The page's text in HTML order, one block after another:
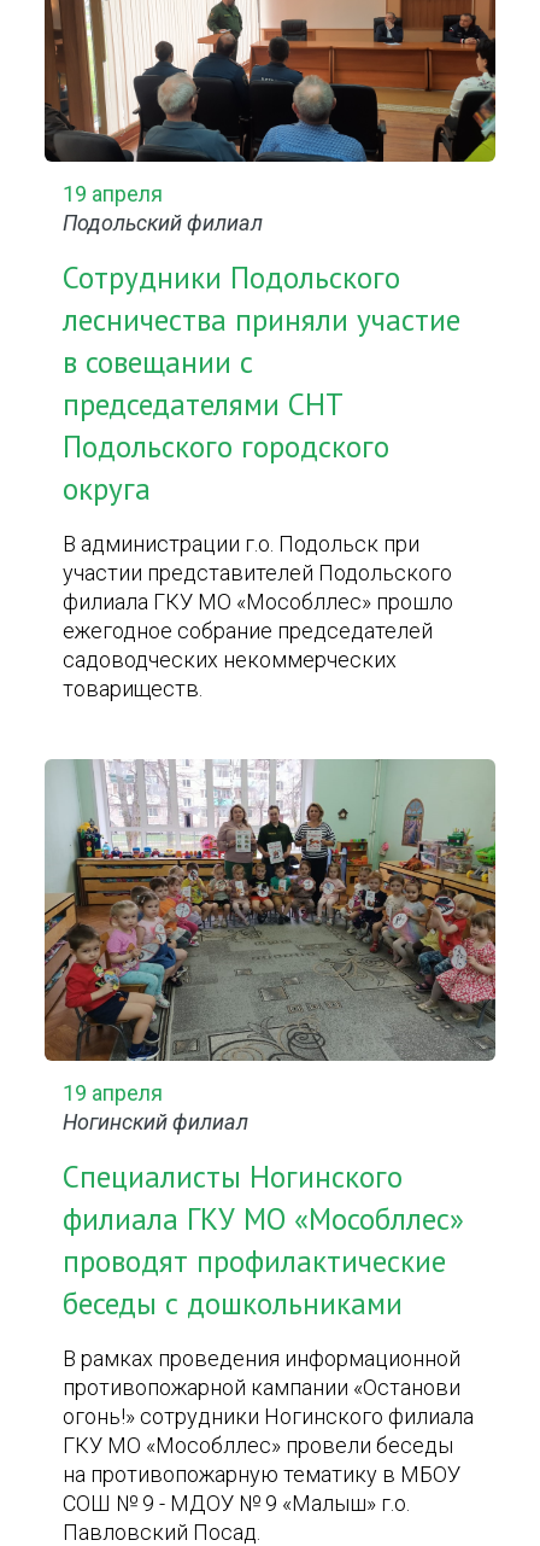
19 апреля
Подольский филиал
Сотрудники Подольского
лесничества приняли участие
в совещании с
председателями СНТ
Подольского городского
округа
В администрации г.о. Подольск при
участии представителей Подольского
филиала ГКУ МО «Мособллес» прошло
ежегодное собрание председателей
садоводческих некоммерческих
товариществ.
19 апреля
Ногинский филиал
Специалисты Ногинского
филиала ГКУ МО «Мособллес»
проводят профилактические
беседы с дошкольниками
В рамках проведения информационной
противопожарной кампании «Останови
огонь!» сотрудники Ногинского филиала
ГКУ МО «Мособллес» провели беседы
на противопожарную тематику в МБОУ
СОШ № 9 - МДОУ № 9 «Малыш» г.о.
Павловский Посад.